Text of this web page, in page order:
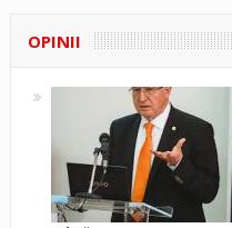
OPINII